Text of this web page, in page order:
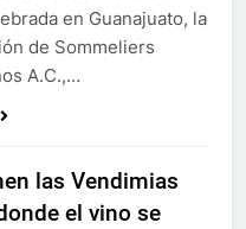
en Guanajuato, la
de Sommeliers
A.C.,…
las Vendimias
el vino se